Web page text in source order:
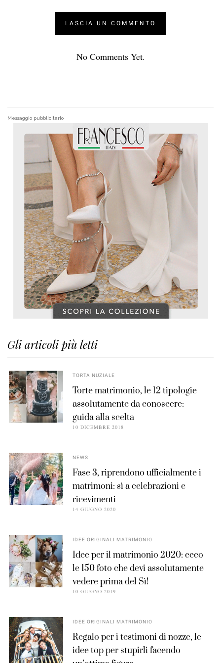
No Comments Yet.
Messaggio pubblicitario
Gli articoli più letti
TORTA NUZIALE
Torte matrimonio, le 12 tipologie
assolutamente da conoscere:
guida alla scelta
10 DICEMBRE 2018
NEWS
Fase 3, riprendono ufficialmente i
matrimoni: sì a celebrazioni e
ricevimenti
14 GIUGNO 2020
IDEE ORIGINALI MATRIMONIO
Idee per il matrimonio 2020: ecco
le 150 foto che devi assolutamente
vedere prima del Sì!
10 GIUGNO 2019
IDEE ORIGINALI MATRIMONIO
Regalo per i testimoni di nozze, le
idee top per stupirli facendo